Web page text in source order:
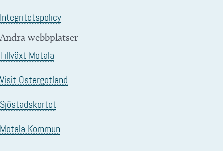
Integritetspolicy
Andra webbplatser
Tillväxt Motala
Visit Östergötland
Sjöstadskortet
Motala Kommun